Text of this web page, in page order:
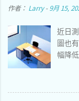
作者： Larry - 9月 15,
近日
圖也
幅降
薦兩